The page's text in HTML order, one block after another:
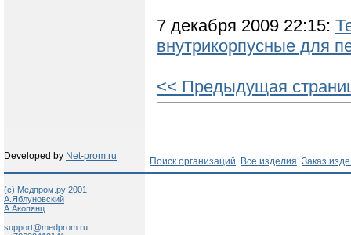
7 декабря 2009 22:15:
внутрикорпусные для
<< Предыдущая
Developed by Net-prom.ru Поиск организаций Все изделия Заказ
(c) Медпром.ру 2001
А.Яблуновский
А.Акопянц
support@medprom.ru